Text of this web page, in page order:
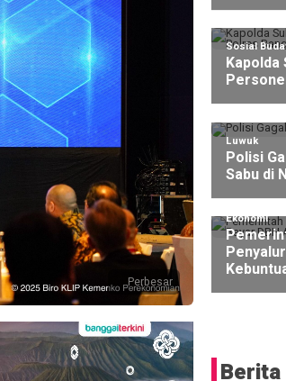
Perbesar
Sosial
Kapolda
Luwuk
Polisi
Sabu di
Ekonomi
Berita